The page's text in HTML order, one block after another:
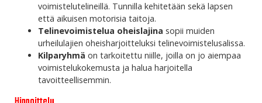
voimistelutelineillä. Tunnilla kehitetään sekä lapsen
että aikuisen motorisia taitoja.
Telinevoimistelua oheislajina sopii muiden
urheilulajien oheisharjoitteluksi telinevoimistelusalissa.
Kilparyhmä on tarkoitettu niille, joilla on jo aiempaa
voimistelukokemusta ja halua harjoitella
tavoitteellisemmin.